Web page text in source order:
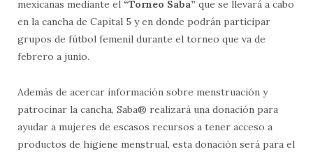
mexicanas mediante el “Torneo Saba” que se llevará a cabo
en la cancha de Capital 5 y en donde podrán participar
grupos de fútbol femenil durante el torneo que va de
febrero a junio.
Además de acercar información sobre menstruación y
patrocinar la cancha, Saba® realizará una donación para
ayudar a mujeres de escasos recursos a tener acceso a
productos de higiene menstrual, esta donación será para el